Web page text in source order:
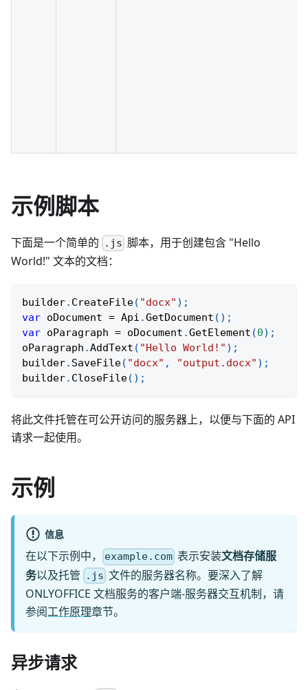
示例脚本
下面是一个简单的 .js 脚本，用于创建包含 "Hello
World!" 文本的文档：
builder. CreateFile( "docx" ) ;
var oDocument = Api .GetDocument ( ) ;
var oParagraph = oDocument .GetElement (0) ;
oParagraph .AddText ( "Hello World!" ) ;
builder. SaveFile( "docx" , "output.docx" ) ;
builder. CloseFile( ) ;
将此文件托管在可公开访问的服务器上，以便与下面的 API
请求一起使用。
示例
信息
在以下示例中， example.com 表示安装文档存储服
务以及托管 .js 文件的服务器名称。要深入了解
ONLYOFFICE 文档服务的客户端-服务器交互机制，请
参阅工作原理章节。
异步请求